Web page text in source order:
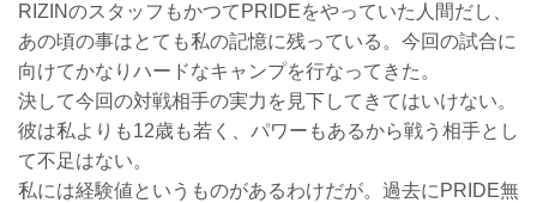
RIZINのスタッフもかつてPRIDEをやっていた人間だし、
あの頃の事はとても私の記憶に残っている。今回の試合に
向けてかなりハードなキャンプを行なってきた。
決して今回の対戦相手の実力を見下してきてはいけない。
彼は私よりも12歳も若く、パワーもあるから戦う相手とし
て不足はない。
私には経験値というものがあるわけだが。過去にPRIDE無